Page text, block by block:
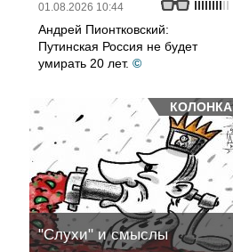
01.08.2026 10:44
Андрей Пионтковский:
Путинская Россия не будет
умирать 20 лет. ©
КОЛОНКА
"Слухи" и смыслы